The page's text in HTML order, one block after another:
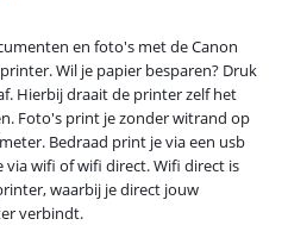
en foto's met de Canon
Wil je papier besparen? Druk
Hierbij draait de printer zelf het
Foto's print je zonder witrand op
Bedraad print je via een usb
via wifi of wifi direct. Wifi direct is
waarbij je direct jouw
verbindt.